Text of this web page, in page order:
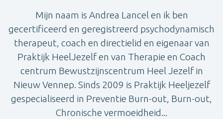
Mijn naam is Andrea Lancel en ik ben
gecertificeerd en geregistreerd psychodynamisch
therapeut, coach en directielid en eigenaar van
Praktijk HeelJezelf en van Therapie en Coach
centrum Bewustzijnscentrum Heel Jezelf in
Nieuw Vennep. Sinds 2009 is Praktijk Heeljezelf
gespecialiseerd in Preventie Burn-out, Burn-out,
Chronische vermoeidheid...